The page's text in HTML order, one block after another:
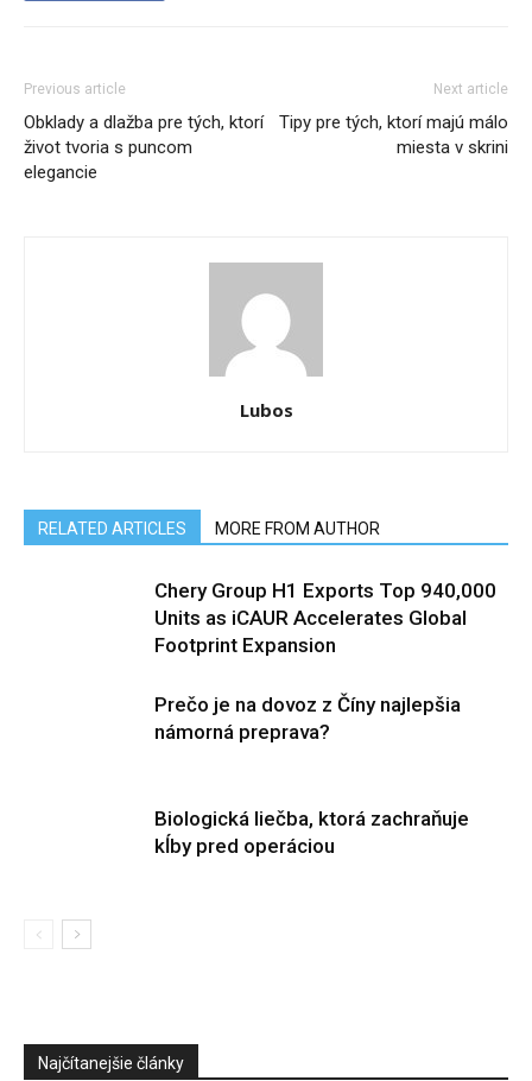
Previous article
Obklady a dlažba pre tých, ktorí
život tvoria s puncom
elegancie
Next article
Tipy pre tých, ktorí majú málo
miesta v skrini
Lubos
RELATED ARTICLES MORE FROM AUTHOR
Chery Group H1 Exports Top 940,000
Units as iCAUR Accelerates Global
Footprint Expansion
Prečo je na dovoz z Číny najlepšia
námorná preprava?
Biologická liečba, ktorá zachraňuje
kĺby pred operáciou
Najčítanejšie články